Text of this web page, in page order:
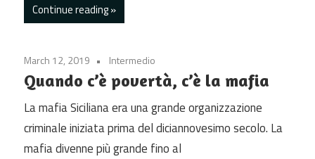
Continue reading
March 12, 2019 Intermedio
Quando c’è povertà, c’è la mafia
La mafia Siciliana era una grande organizzazione
criminale iniziata prima del diciannovesimo secolo. La
mafia divenne più grande fino al